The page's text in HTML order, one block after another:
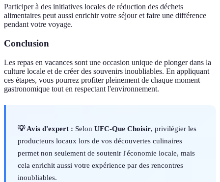
Participer à des initiatives locales de réduction des déchets
alimentaires peut aussi enrichir votre séjour et faire une différence
pendant votre voyage.
Conclusion
Les repas en vacances sont une occasion unique de plonger dans la
culture locale et de créer des souvenirs inoubliables. En appliquant
ces étapes, vous pourrez profiter pleinement de chaque moment
gastronomique tout en respectant l'environnement.
💡 Avis d'expert : Selon UFC-Que Choisir, privilégier les
producteurs locaux lors de vos découvertes culinaires
permet non seulement de soutenir l'économie locale, mais
cela enrichit aussi votre expérience par des rencontres
inoubliables.